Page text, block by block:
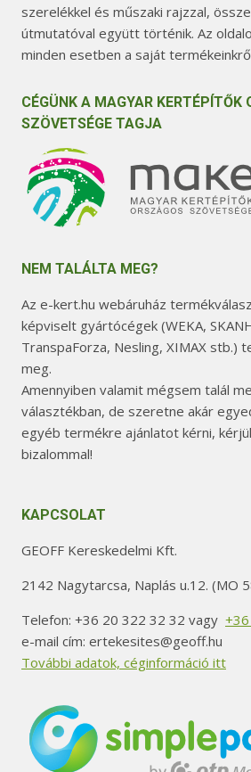
szerelékkel és műszaki rajzzal,
útmutatóval együtt történik. Az
minden esetben a saját
CÉGÜNK A MAGYAR KERTÉPÍTŐK
SZÖVETSÉGE TAGJA
NEM TALÁLTA MEG?
Az e-kert.hu webáruház
képviselt gyártócégek (WEKA,
TranspaForza, Nesling, XIMAX stb.)
meg.
Amennyiben valamit mégsem talál
választékban, de szeretne akár
egyéb termékre ajánlatot kérni,
bizalommal!
KAPCSOLAT
GEOFF Kereskedelmi Kft.
2142 Nagytarcsa, Naplás u.12. (MO
Telefon: +36 20 322 32 32 vagy
e-mail cím: ertekesites@geoff.hu
További adatok, céginformáció itt